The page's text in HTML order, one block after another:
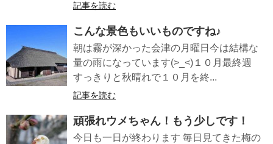
記事を読む
こんな景色もいいものですね♪
朝は霧が深かった会津の月曜日今は結構な
量の雨になっています(>_<)１０月最終週
すっきりと秋晴れで１０月を終...
記事を読む
頑張れウメちゃん！もう少しです！
今日も一日が終わります 毎日見てきた梅の